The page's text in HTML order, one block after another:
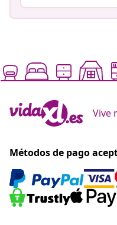
Vive
Métodos de pago